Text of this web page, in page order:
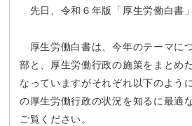
先日、令和６年版「厚生労働白書
厚生労働白書は、今年のテーマに
部と、厚生労働行政の施策をまとめ
なっていますがそれぞれ以下のよう
の厚生労働行政の状況を知るに最適
ご覧ください。